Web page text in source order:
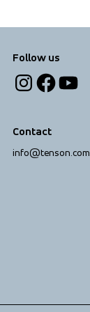
Follow us
Contact
info@tenson.com